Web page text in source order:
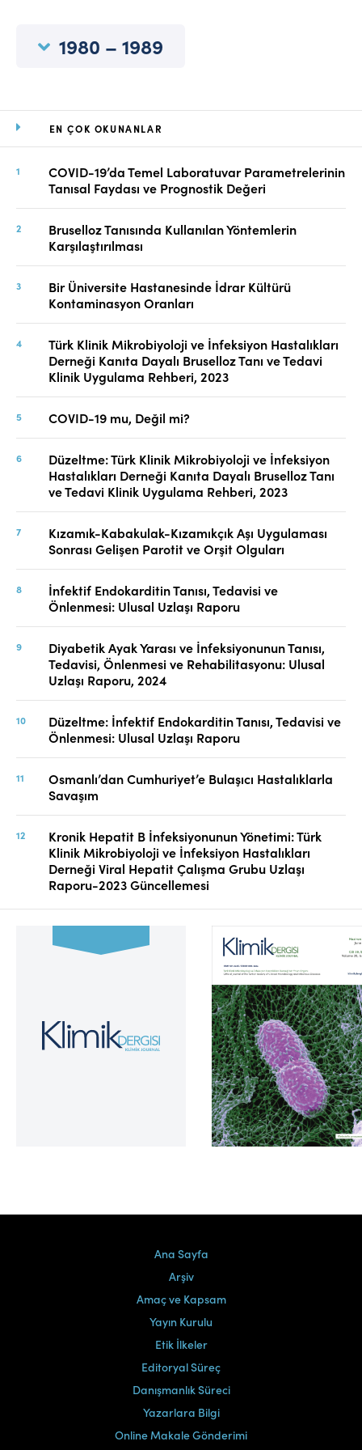
EN ÇOK OKUNANLAR
COVID-19’da Temel Laboratuvar Parametrelerinin
Tanısal Faydası ve Prognostik Değeri
Bruselloz Tanısında Kullanılan Yöntemlerin
Karşılaştırılması
Bir Üniversite Hastanesinde İdrar Kültürü
Kontaminasyon Oranları
Türk Klinik Mikrobiyoloji ve İnfeksiyon Hastalıkları
Derneği Kanıta Dayalı Bruselloz Tanı ve Tedavi
Klinik Uygulama Rehberi, 2023
COVID-19 mu, Değil mi?
Düzeltme: Türk Klinik Mikrobiyoloji ve İnfeksiyon
Hastalıkları Derneği Kanıta Dayalı Bruselloz Tanı
ve Tedavi Klinik Uygulama Rehberi, 2023
Kızamık-Kabakulak-Kızamıkçık Aşı Uygulaması
Sonrası Gelişen Parotit ve Orşit Olguları
İnfektif Endokarditin Tanısı, Tedavisi ve
Önlenmesi: Ulusal Uzlaşı Raporu
Diyabetik Ayak Yarası ve İnfeksiyonunun Tanısı,
Tedavisi, Önlenmesi ve Rehabilitasyonu: Ulusal
Uzlaşı Raporu, 2024
Düzeltme: İnfektif Endokarditin Tanısı, Tedavisi ve
Önlenmesi: Ulusal Uzlaşı Raporu
Osmanlı’dan Cumhuriyet’e Bulaşıcı Hastalıklarla
Savaşım
Kronik Hepatit B İnfeksiyonunun Yönetimi: Türk
Klinik Mikrobiyoloji ve İnfeksiyon Hastalıkları
Derneği Viral Hepatit Çalışma Grubu Uzlaşı
Raporu-2023 Güncellemesi
1980 – 1989
Cilt 39, Sayı 2
Ana Sayfa
Arşiv
Amaç ve Kapsam
Yayın Kurulu
Etik İlkeler
Editoryal Süreç
Danışmanlık Süreci
Yazarlara Bilgi
Online Makale Gönderimi